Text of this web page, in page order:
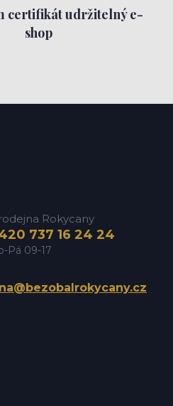
certifikát udržitelný e-
shop
Rokycany
737 16 24 24
Pá 09-17